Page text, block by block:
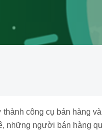
thành công cụ bán hàng
những người bán hàng